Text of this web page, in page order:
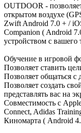
OUTDOOR -
открытом воздухе
Zwift Android 7.0 + /
Companion ( Android
устройством с вашего
Обучение в игровой
Позволяет ставить
Позволяет общаться с
Позволяет создать
представлять вас на
Совместимость с
Connect, Adidas
Киномарта ( Android